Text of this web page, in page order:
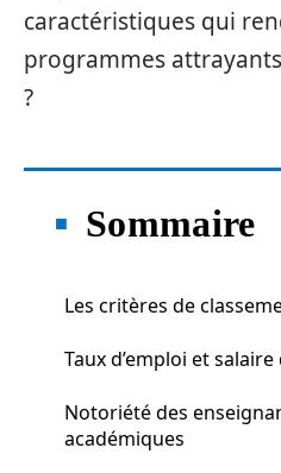
caractéristiques qui
programmes
?
Sommaire
Les critères de
Taux d’emploi et
Notoriété des
académiques